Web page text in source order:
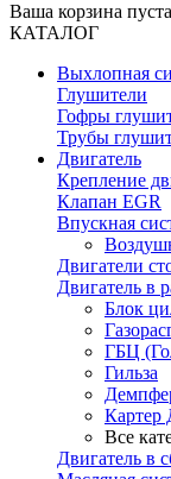
Ваша корзина
КАТАЛОГ
Выхлопная
Глушители
Гофры
Трубы
Двигатель
Крепление
Клапан EGR
Впускная
Двигатели
Двигатель в
Блок
ГБЦ
Гильза
Все
Двигатель в